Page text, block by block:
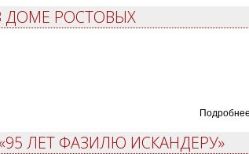
ДОМЕ РОСТОВЫХ
Подробнее
ЛЕТ ФАЗИЛЮ ИСКАНДЕРУ»